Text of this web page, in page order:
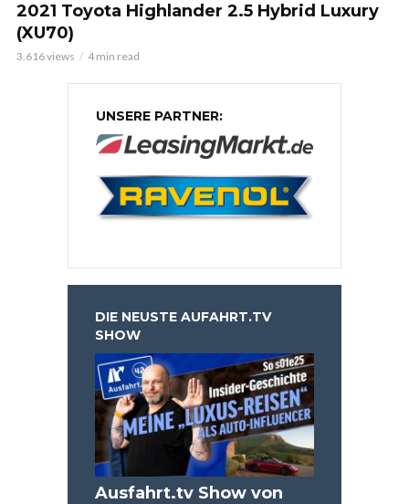
2021 Toyota Highlander 2.5 Hybrid Luxury
(XU70)
3.616 views 4 min read
UNSERE PARTNER:
DIE NEUSTE AUFAHRT.TV
SHOW
Ausfahrt.tv Show von